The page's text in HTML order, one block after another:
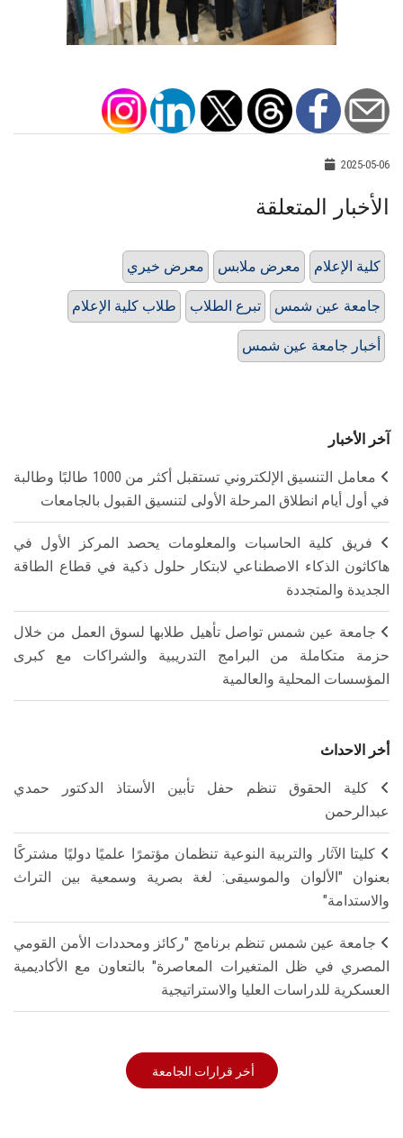
2025-05-06
الأخبار المتعلقة
معرض خيري معرض ملابس كلية الإعلام
طلاب كلية الإعلام تبرع الطلاب جامعة عين شمس
أخبار جامعة عين شمس
آخر الأخبار
معامل التنسيق الإلكتروني تستقبل أكثر من 1000 طالبًا وطالبة
في أول أيام انطلاق المرحلة الأولى لتنسيق القبول بالجامعات
فريق كلية الحاسبات والمعلومات يحصد المركز الأول في
هاكاثون الذكاء الاصطناعي لابتكار حلول ذكية في قطاع الطاقة
الجديدة والمتجددة
جامعة عين شمس تواصل تأهيل طلابها لسوق العمل من خلال
حزمة متكاملة من البرامج التدريبية والشراكات مع كبرى
المؤسسات المحلية والعالمية
أخر الاحداث
كلية الحقوق تنظم حفل تأبين الأستاذ الدكتور حمدي
عبدالرحمن
كليتا الآثار والتربية النوعية تنظمان مؤتمرًا علميًا دوليًا مشتركًا
بعنوان "الألوان والموسيقى: لغة بصرية وسمعية بين التراث
والاستدامة"
جامعة عين شمس تنظم برنامج "ركائز ومحددات الأمن القومي
المصري في ظل المتغيرات المعاصرة" بالتعاون مع الأكاديمية
العسكرية للدراسات العليا والاستراتيجية
أخر قرارات الجامعة